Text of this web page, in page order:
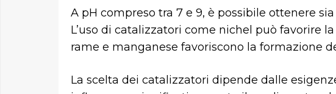
A pH compreso tra 7 e 9, è possibile ottenere
L’uso di catalizzatori come nichel può favorire
rame e manganese favoriscono la formazione
La scelta dei catalizzatori dipende dalle